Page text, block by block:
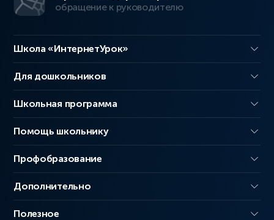
обращение к руководителю
Школа «ИнтернетУрок»
Для дошкольников
Школьная программа
Помощь школьнику
Профобразование
Дополнительно
Полезное